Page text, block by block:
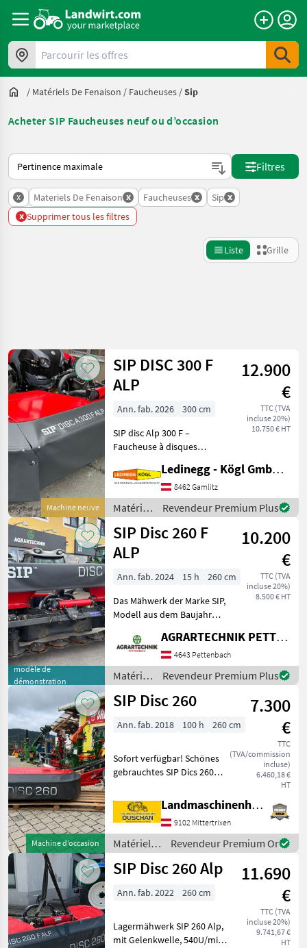
Parcourir les offres
/ Matériels De Fenaison / Faucheuses /Sip
Acheter SIP Faucheuses neuf ou d’occasion
Voici comment les annonces sont triées sur Landwirt.com
Filtres
x Materiels De Fenaison x Faucheuses x Sip x
x Supprimer tous les filtres
Liste Grille
Catégorie 4 Pays Filtres
CHEMIN
ACTUEL
matériel
De
Fenaison
Faucheuses
Sip
CHOISIR
UNE
CATÉGORIE
SIP
Pöttinger
Krone
Claas
Vicon
Afficher
tous
les 49
MODÈLE
Disc
220
F
ALP
Réinitialiser
Afficher
résultats
Machine neuve
SIP DISC 300 F
ALP
12.900
€
TTC (TVA
incluse 20%)
10.750 € HT
Ann. fab. 2026
300 cm
SIP disc Alp 300 F –
Faucheuse à disques
de 300 cm, année de
fabrication 2026 Description
: La SIP disc Alp 300 F est
une faucheuse à
Ledinegg - Kögl GmbH - Obst- und Weinbautechnik
8462 Gamlitz
Matériels
de
fenaison
/ SIP
Revendeur Premium Plus
modèle de
démonstration
SIP Disc 260 F
ALP
10.200
€
TTC (TVA
incluse 20%)
8.500 € HT
Ann. fab. 2024 15 h
260 cm
Das Mähwerk der Marke SIP,
Modell aus dem Baujahr
landwirtschaftliches Gerät,
das speziell für effiziente
und präzise Mäharbeiten
entwicke
AGRARTECHNIK PETTENBACH GMBH
4643 Pettenbach
Matériels
de
fenaison
Revendeur Premium Plus
Machine d’occasion
SIP Disc 260
7.300
€
TTC
(TVA/commission
incluse)
6.460,18 €
HT
Ann. fab. 2018 100 h 260 cm
Sofort verfügbar! Schönes
gebrauchtes SIP Dics 260
- 3-Punktaufnahme Kat 1
und Kat 2 - Schnittbreite
260cm -
Klingenschnellwechsel -
Landmaschinenhandel Ouschan Anton
9102 Mittertrixen
Matériels
de
fenaison /
Revendeur Premium Or
SIP Disc 260 Alp
11.690
€
TTC (TVA
incluse 20%)
9.741,67 €
HT
Ann. fab. 2022 260 cm
Lagermähwerk SIP 260 Alp,
mit Gelenkwelle, 540U/min